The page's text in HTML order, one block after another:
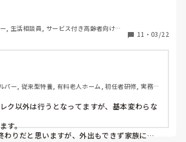
のは禁止と。
、料理レクは中止→みんなでやるレクリ
中止！とどんどん規制が強くなり、今は個
レスが溜まっていく一方で、また認知症も
のでとても心配しています。
を教えて頂けたら幸いです！
, 生活相談員, サービス付き高齢者向け住
11 ・ 03/22
パー, 従来型特養, 有料老人ホーム, 初任者研修, 実務者
ク以外は行うとなってますが、基本変わらな
す。
わりだと思いますが、外出もできず家族にも